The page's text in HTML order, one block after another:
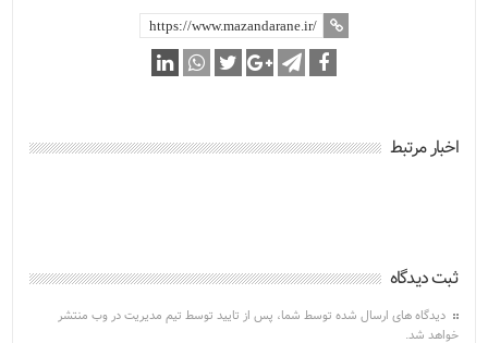
اخبار مرتبط
ثبت دیدگاه
دیدگاه های ارسال شده توسط شما، پس از تایید توسط تیم مدیریت در وب منتشر
خواهد شد.